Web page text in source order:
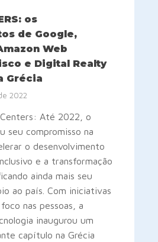
os
de Google,
Web
e Digital Realty
Grécia
2022
Até 2022, o
seu compromisso na
o desenvolvimento
e a transformação
ainda mais seu
ao país. Com iniciativas
nas pessoas, a
inaugurou um
capítulo na Grécia